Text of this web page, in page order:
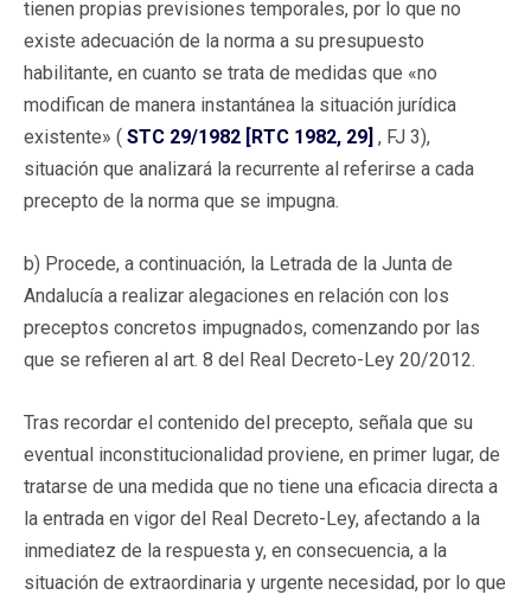
tienen propias previsiones temporales, por lo que no
existe adecuación de la norma a su presupuesto
habilitante, en cuanto se trata de medidas que «no
modifican de manera instantánea la situación jurídica
existente» ( STC 29/1982 [RTC 1982, 29] , FJ 3),
situación que analizará la recurrente al referirse a cada
precepto de la norma que se impugna.
b) Procede, a continuación, la Letrada de la Junta de
Andalucía a realizar alegaciones en relación con los
preceptos concretos impugnados, comenzando por las
que se refieren al art. 8 del Real Decreto-Ley 20/2012.
Tras recordar el contenido del precepto, señala que su
eventual inconstitucionalidad proviene, en primer lugar, de
tratarse de una medida que no tiene una eficacia directa a
la entrada en vigor del Real Decreto-Ley, afectando a la
inmediatez de la respuesta y, en consecuencia, a la
situación de extraordinaria y urgente necesidad, por lo que